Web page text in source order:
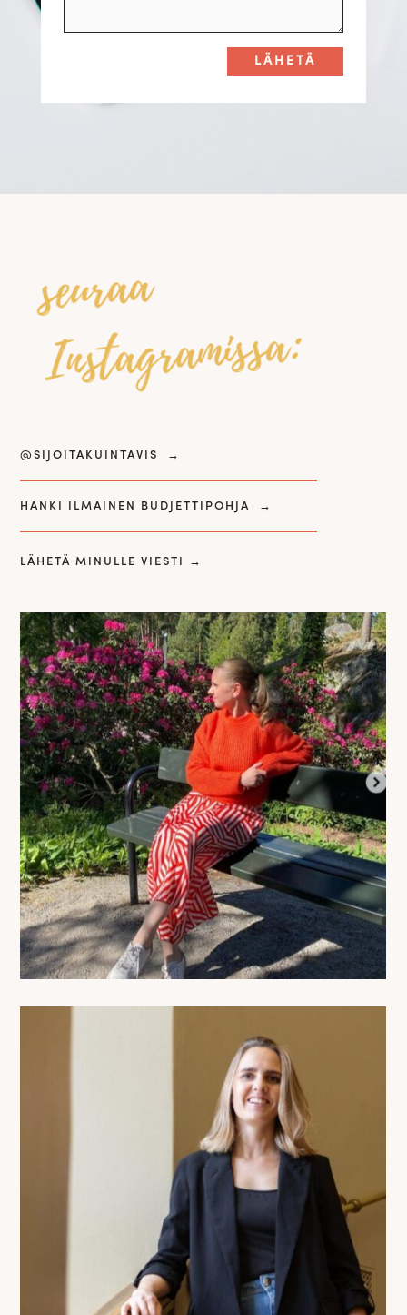
LÄHETÄ
seuraa
Instagramissa:
@SIJOITAKUINTAVIS →
HANKI ILMAINEN BUDJETTIPOHJA →
LÄHETÄ MINULLE VIESTI →